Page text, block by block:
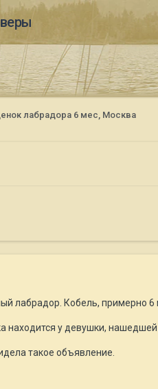
лабрадора 6 мес, Москва
лабрадор. Кобель, примерно 6
находится у девушки, нашедшей
такое объявление.